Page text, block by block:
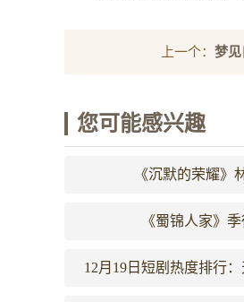
上一个：梦
您可能感兴趣
《沉默的荣耀》
《蜀锦人家》
12月19日短剧热度排行